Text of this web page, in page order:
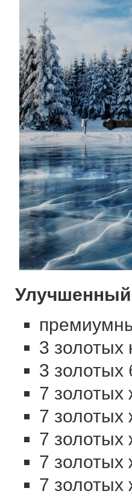
Улучшенный
3 золотых
3 золотых
7 золотых
7 золотых
7 золотых
7 золотых
7 золотых